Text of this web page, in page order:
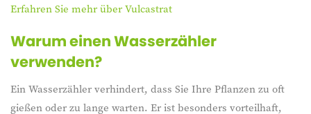
Mehr Informationen über vulcastrat
Erfahren Sie mehr über Vulcastrat
Warum einen Wasserzähler
verwenden?
Ein Wasserzähler verhindert, dass Sie Ihre Pflanzen zu oft
gießen oder zu lange warten. Er ist besonders vorteilhaft,